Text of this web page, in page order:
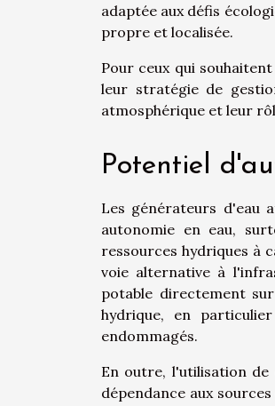
adaptée aux défis
propre et localisée.
Pour ceux qui
leur stratégie de
atmosphérique et leur
Potentiel
Les générateurs d'eau
autonomie en eau,
ressources hydriques à
voie alternative à
potable directement
hydrique, en
endommagés.
En outre, l'utilisation
dépendance aux